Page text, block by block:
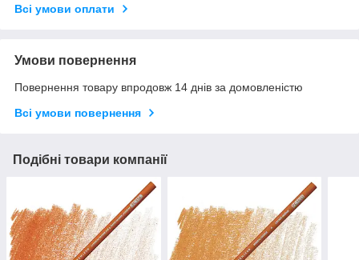
Всі умови оплати
Умови повернення
Повернення товару впродовж 14 днів за домовленістю
Всі умови повернення
Подібні товари компанії